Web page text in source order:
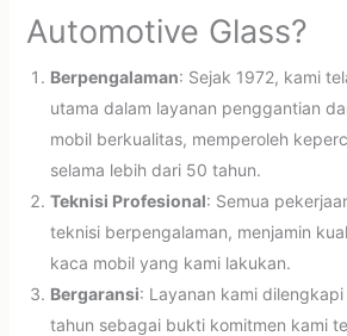
Automotive Glass?
Berpengalaman: Sejak 1972, kami
utama dalam layanan penggantian
mobil berkualitas, memperoleh
selama lebih dari 50 tahun.
Teknisi Profesional: Semua
teknisi berpengalaman, menjamin
kaca mobil yang kami lakukan.
Bergaransi: Layanan kami
tahun sebagai bukti komitmen kami